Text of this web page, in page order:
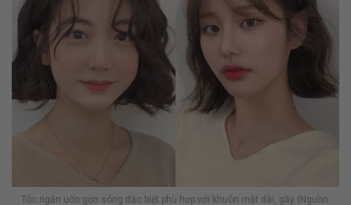
Tóc ngắn uốn gợn sóng đặc biệt phù hợp với khuôn mặt dài, gầy (Nguồn: